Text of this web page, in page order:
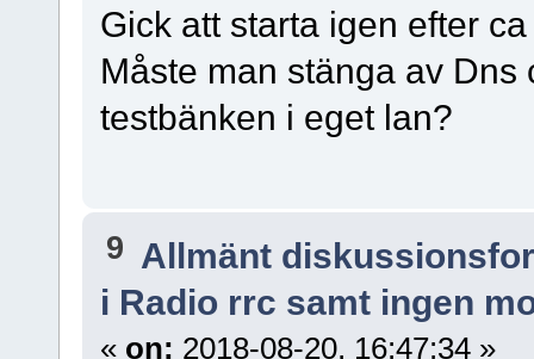
Gick att starta igen efter
Måste man stänga av
testbänken i eget lan?
9 Allmänt
i Radio rrc samt ingen
« on: 2018-08-20, 16:47:34 »